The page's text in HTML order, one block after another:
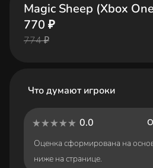
Magic Sheep (Xbox
770 ₽
774 ₽
Что думают игроки
0.0
Оценка сформирована на
ниже на странице.